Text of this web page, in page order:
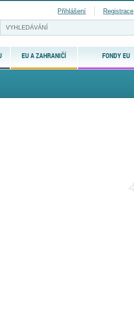
EU A ZAHRANIČÍ FONDY EU
Přihlášení Registrace